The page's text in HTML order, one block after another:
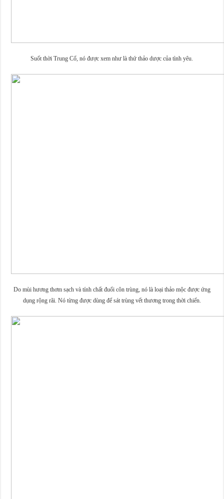
Suốt thời Trung Cổ, nó được xem như là thứ thảo dược của tình yêu.
Do mùi hương thơm sạch và tính chất đuổi côn trùng, nó là loại thảo mộc được ứng
dụng rộng rãi. Nó từng được dùng để sát trùng vết thương trong thời chiến.